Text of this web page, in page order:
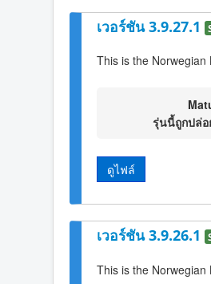
เวอร์ชัน 3.9.27.1
This is the
รุ่นนี้ถูกปล่อ
ดูไฟล์
เวอร์ชัน 3.9.26.1
This is the